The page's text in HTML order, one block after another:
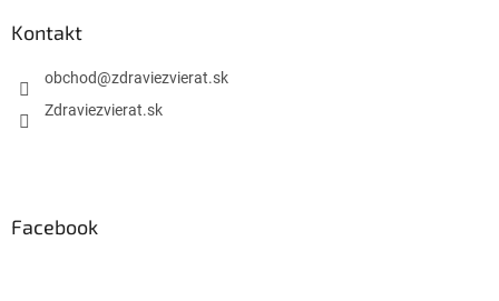
Kontakt
obchod@zdraviezvierat.sk
Zdraviezvierat.sk
Facebook